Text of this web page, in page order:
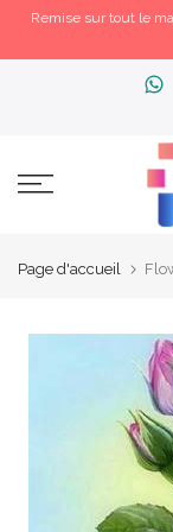
Remise sur tout le
Page d'accueil